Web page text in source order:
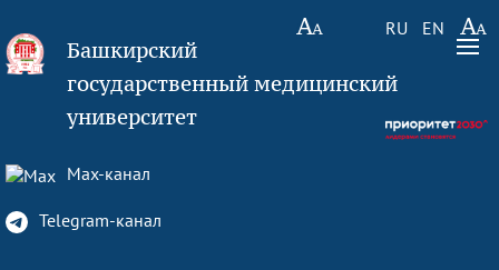
RU EN
Башкирский
государственный медицинский
университет
Max-канал
Telegram-канал